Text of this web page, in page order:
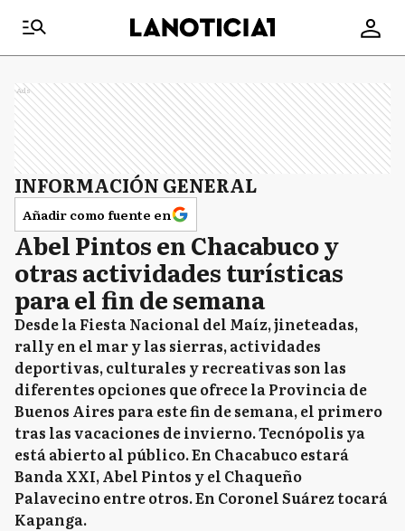
Ads
INFORMACIÓN GENERAL
Añadir como fuente en
Abel Pintos en Chacabuco y
otras actividades turísticas
para el fin de semana
Desde la Fiesta Nacional del Maíz, jineteadas,
rally en el mar y las sierras, actividades
deportivas, culturales y recreativas son las
diferentes opciones que ofrece la Provincia de
Buenos Aires para este fin de semana, el primero
tras las vacaciones de invierno. Tecnópolis ya
está abierto al público. En Chacabuco estará
Banda XXI, Abel Pintos y el Chaqueño
Palavecino entre otros. En Coronel Suárez tocará
Kapanga.